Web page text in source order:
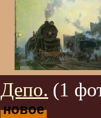
Депо. (1
новое